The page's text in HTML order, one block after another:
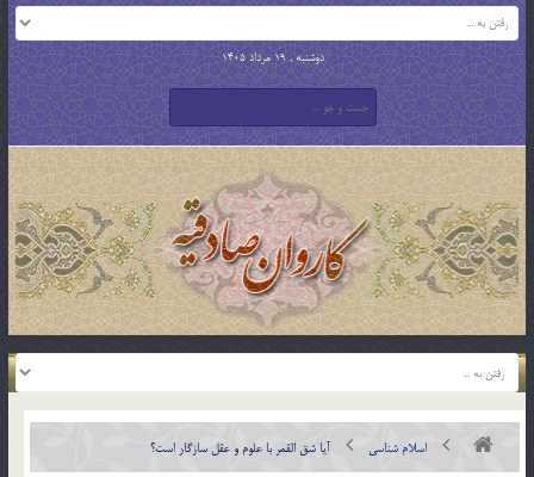
دوشنبه , 19 مرداد 1405
اسلام شناسی آيا شق القمر با علوم و عقل سازگار است؟